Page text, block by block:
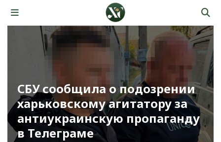
СБУ сообщила о подозрении
харьковскому агитатору за
антиукраинскую пропаганду
в Телеграме